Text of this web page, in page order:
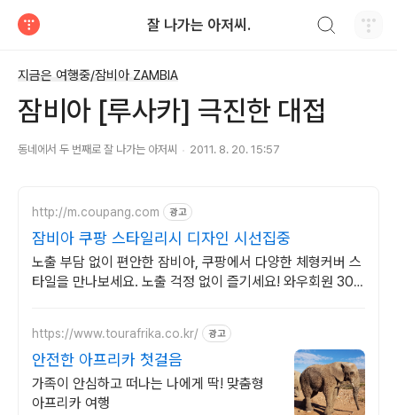
잘 나가는 아저씨.
지금은 여행중/잠비아 ZAMBIA
잠비아 [루사카] 극진한 대접
동네에서 두 번째로 잘 나가는 아저씨 2011. 8. 20. 15:57
http://m.coupang.com 광고
잠비아 쿠팡 스타일리시 디자인 시선집중
노출 부담 없이 편안한 잠비아, 쿠팡에서 다양한 체형커버 스
타일을 만나보세요. 노출 걱정 없이 즐기세요! 와우회원 30
https://www.tourafrika.co.kr/ 광고
안전한 아프리카 첫걸음
가족이 안심하고 떠나는 나에게 딱! 맞춤형
아프리카 여행